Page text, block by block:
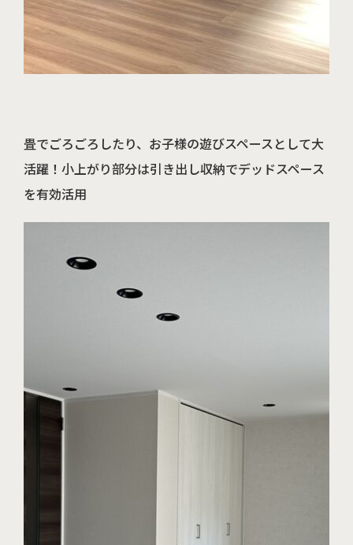
畳でごろごろしたり、お子様の遊びスペースとして大
活躍！小上がり部分は引き出し収納でデッドスペース
を有効活用